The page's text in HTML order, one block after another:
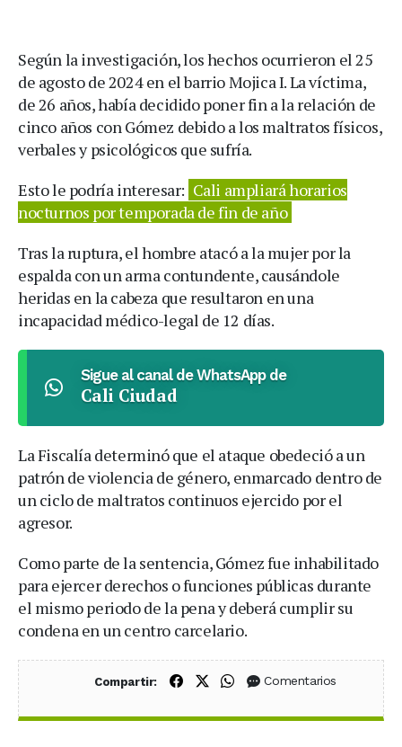
Según la investigación, los hechos ocurrieron el 25
de agosto de 2024 en el barrio Mojica I. La víctima,
de 26 años, había decidido poner fin a la relación de
cinco años con Gómez debido a los maltratos físicos,
verbales y psicológicos que sufría.
Esto le podría interesar: Cali ampliará horarios
nocturnos por temporada de fin de año
Tras la ruptura, el hombre atacó a la mujer por la
espalda con un arma contundente, causándole
heridas en la cabeza que resultaron en una
incapacidad médico-legal de 12 días.
Sigue al canal de WhatsApp de
Cali Ciudad
La Fiscalía determinó que el ataque obedeció a un
patrón de violencia de género, enmarcado dentro de
un ciclo de maltratos continuos ejercido por el
agresor.
Como parte de la sentencia, Gómez fue inhabilitado
para ejercer derechos o funciones públicas durante
el mismo periodo de la pena y deberá cumplir su
condena en un centro carcelario.
Compartir: Compartir en Facebook
Compartir en X (Twitter)
Compartir en WhatsApp
Comentarios